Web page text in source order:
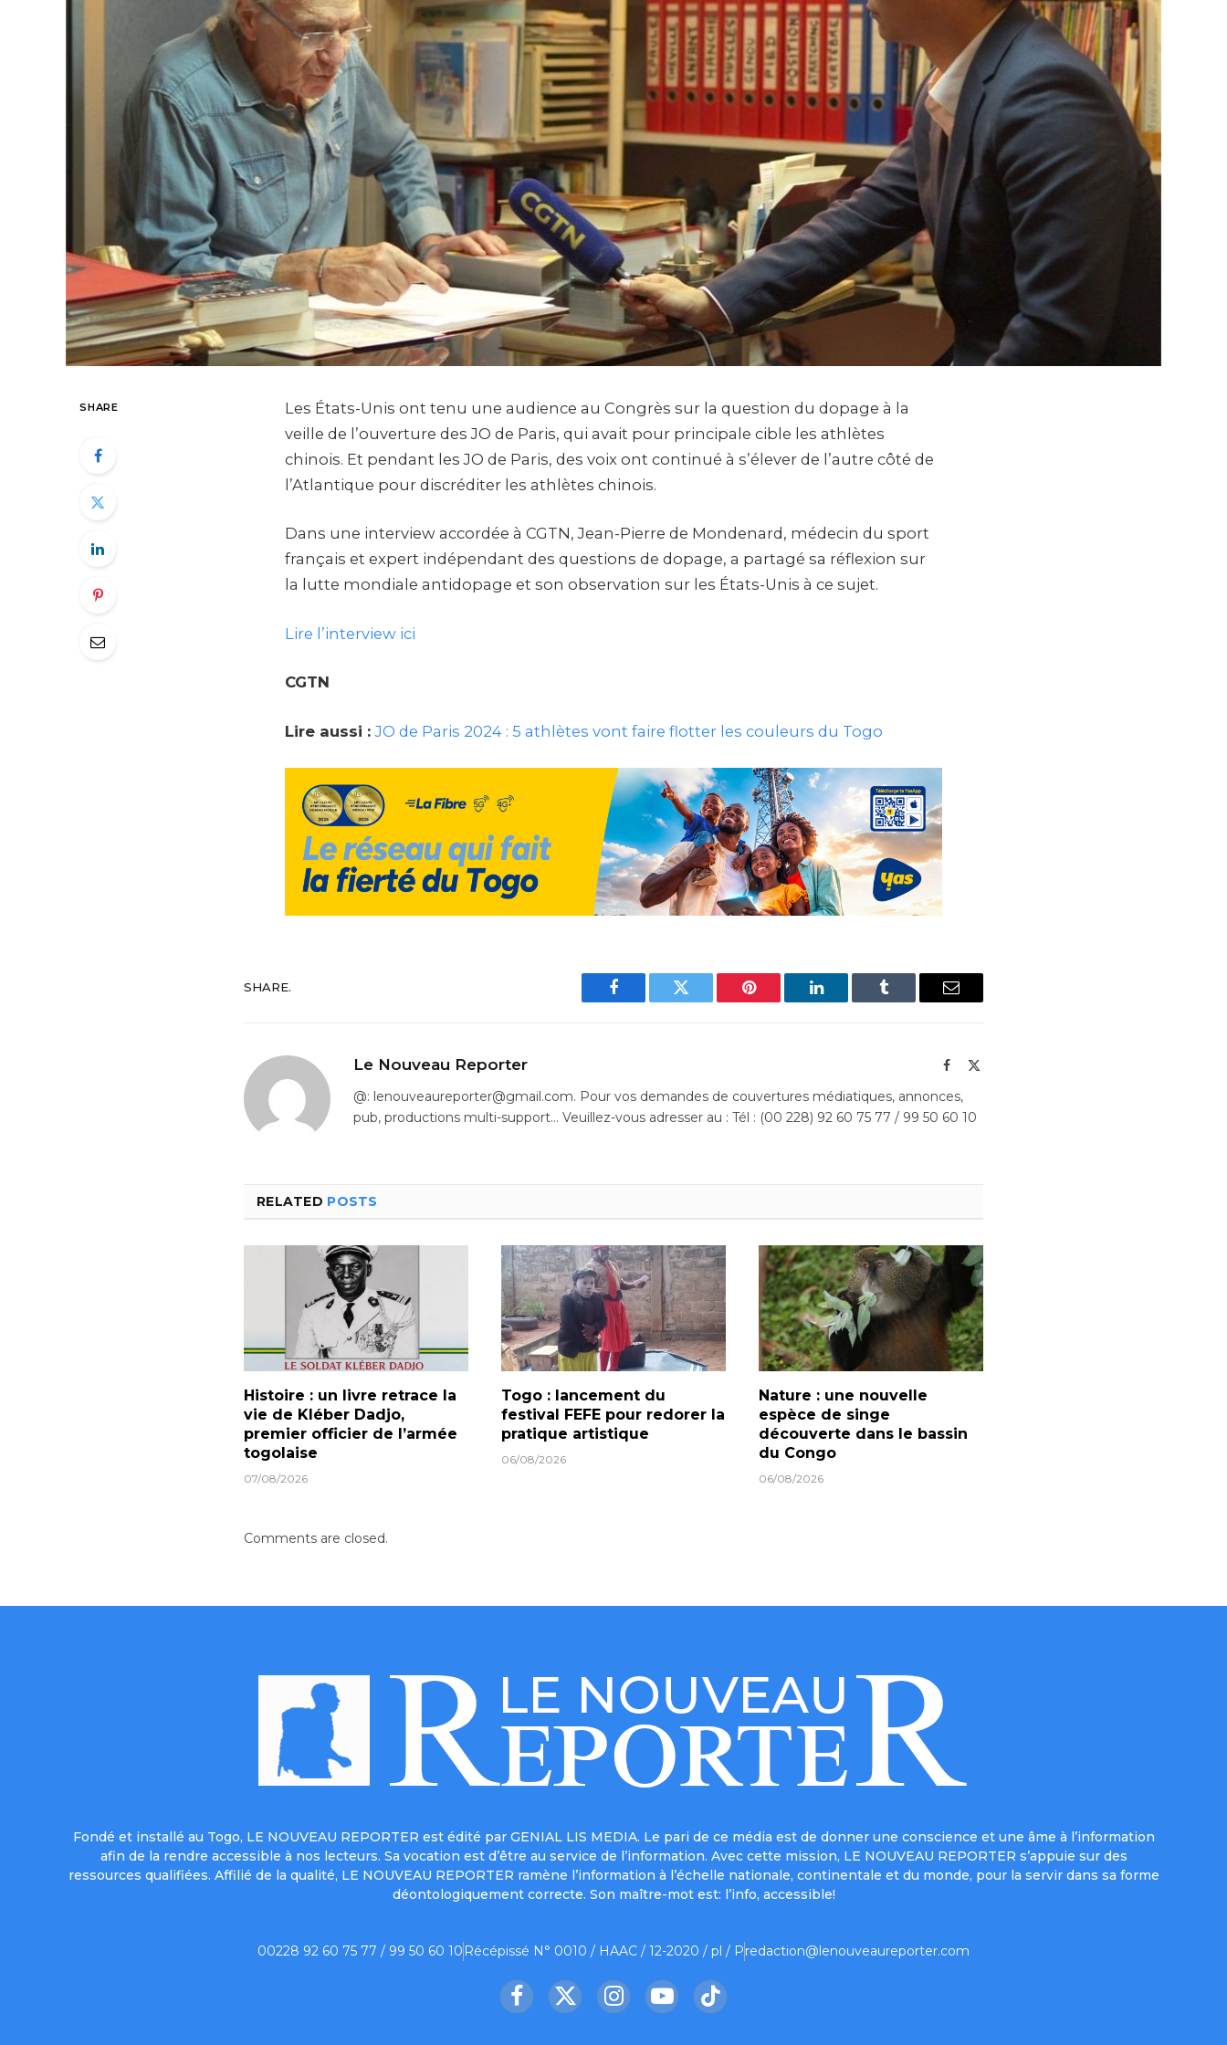
SHARE
Les États-Unis ont tenu une audience au Congrès sur la question du dopage à la
veille de l’ouverture des JO de Paris, qui avait pour principale cible les athlètes
chinois. Et pendant les JO de Paris, des voix ont continué à s’élever de l’autre côté de
l’Atlantique pour discréditer les athlètes chinois.
Dans une interview accordée à CGTN, Jean-Pierre de Mondenard, médecin du sport
français et expert indépendant des questions de dopage, a partagé sa réflexion sur
la lutte mondiale antidopage et son observation sur les États-Unis à ce sujet.
Lire l’interview ici
CGTN
Lire aussi :JO de Paris 2024 : 5 athlètes vont faire flotter les couleurs du Togo
SHARE.
Facebook Twitter Pinterest LinkedIn Tumblr Email
Le Nouveau Reporter Facebook
@: lenouveaureporter@gmail.com. Pour vos demandes de couvertures médiatiques, annonces,
pub, productions multi-support… Veuillez-vous adresser au : Tél : (00 228) 92 60 75 77 / 99 50 60 10
RELATED POSTS
Histoire : un livre retrace la
vie de Kléber Dadjo,
premier officier de l’armée
togolaise
07/08/2026
Togo : lancement du
festival FEFE pour redorer la
pratique artistique
06/08/2026
Nature : une nouvelle
espèce de singe
découverte dans le bassin
du Congo
06/08/2026
Comments are closed.
Fondé et installé au Togo, LE NOUVEAU REPORTER est édité par GENIAL LIS MEDIA. Le pari de ce média est de donner une conscience et une âme à l’information
afin de la rendre accessible à nos lecteurs. Sa vocation est d’être au service de l’information. Avec cette mission, LE NOUVEAU REPORTER s’appuie sur des
ressources qualifiées. Affilié de la qualité, LE NOUVEAU REPORTER ramène l’information à l’échelle nationale, continentale et du monde, pour la servir dans sa forme
déontologiquement correcte. Son maître-mot est: l’info, accessible!
00228 92 60 75 77 / 99 50 60 10 Récépissé N° 0010 / HAAC / 12-2020 / pl / Predaction@lenouveaureporter.com
Facebook
X
InstagramYouTubeTikTok